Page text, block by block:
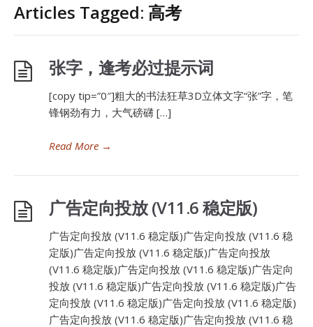
Articles Tagged: 高考
张字，逢考必过提示词
[copy tip=”0″]粗大的书法狂草3D立体文字“张”字，笔
锋钢劲有力，大气磅礴 […]
Read More →
广告定向投放 (V11.6 稳定版)
广告定向投放 (V11.6 稳定版)广告定向投放 (V11.6 稳
定版)广告定向投放 (V11.6 稳定版)广告定向投放
(V11.6 稳定版)广告定向投放 (V11.6 稳定版)广告定向
投放 (V11.6 稳定版)广告定向投放 (V11.6 稳定版)广告
定向投放 (V11.6 稳定版)广告定向投放 (V11.6 稳定版)
广告定向投放 (V11.6 稳定版)广告定向投放 (V11.6 稳